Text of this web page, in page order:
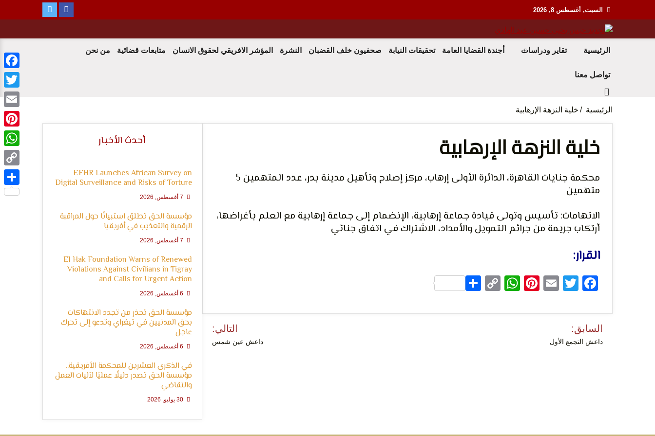
السبت, أغسطس 8, 2026
مؤسسة الحق
لحرية الرأي و
التعبير وحقوق
الإنسان
منظمة حقوقية مصرية تدافع عن حقوق الانسان
الرئيسية تقاير ودراسات أجندة القضايا العامة تحقيقات النيابة صحفيون خلف القضبان النشرة المؤشر الافريقي لحقوق الانسان متابعات قضائية من نحن
تواصل معنا
الرئيسية خلية النزهة الإرهابية
خلية النزهة الإرهابية
محكمة جنايات القاهرة، الدائرة الأولى إرهاب، مركز إصلاح وتأهيل مدينة بدر، عدد المتهمين 5
متهمين
الاتهامات: تأسيس وتولى قيادة جماعة إرهابية، الإنضمام إلى جماعة إرهابية مع العلم بأغراضها،
أرتكاب جريمة من جرائم التمويل والأمداد، الاشتراك في اتفاق جنائي
القرار:
Facebook
Twitter
Email
Pinterest
WhatsApp
Copy
Share
تصفّح
المقالات
السابق:
داعش التجمع الأول
التالي:
داعش عين شمس
أحدث الأخبار
EFHR Launches African Survey on
Digital Surveillance and Risks of Torture
مؤسسة الحق تطلق استبيانًا حول المراقبة
الرقمية والتعذيب في أفريقيا
El Hak Foundation Warns of Renewed
Violations Against Civilians in Tigray
and Calls for Urgent Action
مؤسسة الحق تحذر من تجدد الانتهاكات
بحق المدنيين في تيغراي وتدعو إلى تحرك
عاجل
في الذكرى العشرين للمحكمة الأفريقية..
مؤسسة الحق تصدر دليلًا عمليًا لآليات العمل
والتقاضي
30 يوليو, 2026
Email
Copy
Link